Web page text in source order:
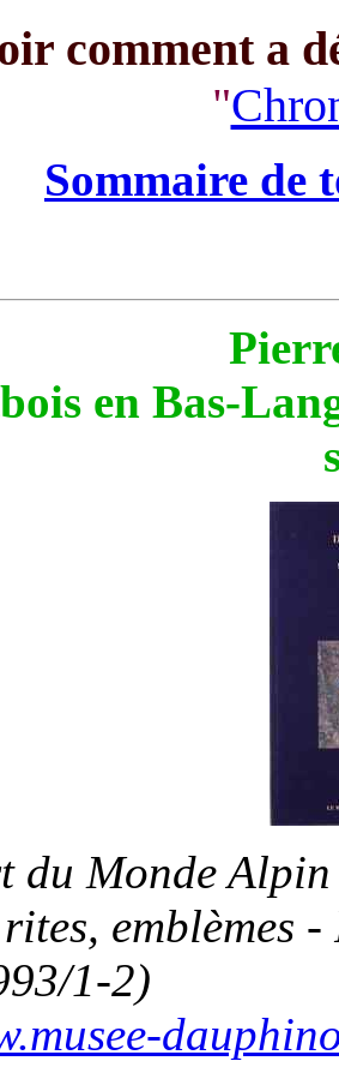
comment a
"
Sommaire de
en Bas-
du Monde
emblèmes
1-2)